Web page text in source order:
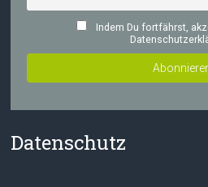
Indem Du fortfährst,
Datenschutz